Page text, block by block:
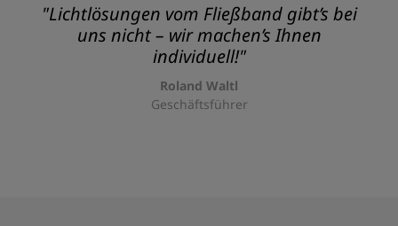
"Lichtlösungen vom Fließband gibt’s bei
uns nicht – wir machen’s Ihnen
individuell!"
Roland Waltl
Geschäftsführer